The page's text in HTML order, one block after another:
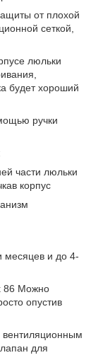
от плохой
сеткой,
люльки
будет хороший
ручки
части люльки
корпус
и до 4-
Можно
опустив
для